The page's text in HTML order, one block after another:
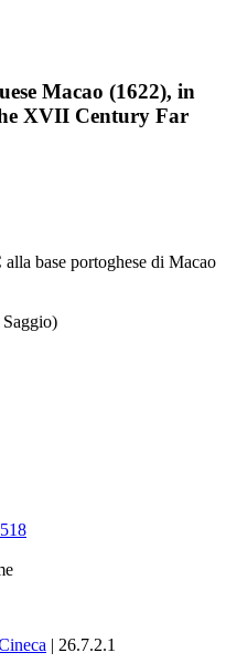
Macao (1622), in
XVII Century Far
base portoghese di Macao
| 26.7.2.1